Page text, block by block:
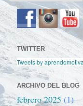
TWITTER
Tweets by
ARCHIVO DEL BLOG
febrero 2025 (1)